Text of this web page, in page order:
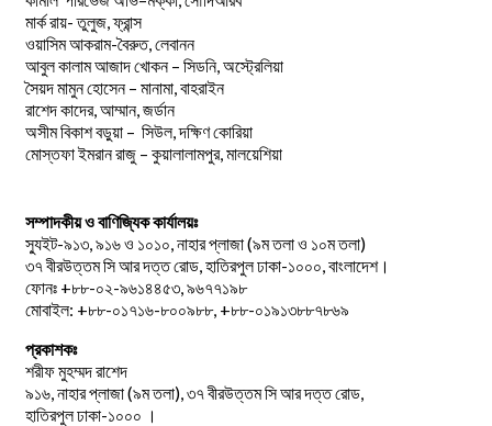
মার্ক রায়- তুলুজ, ফ্রান্স
ওয়াসিম আকরাম-বৈরুত, লেবানন
আবুল কালাম আজাদ খোকন – সিডনি, অস্ট্রেলিয়া
সৈয়দ মামুন হোসেন – মানামা, বাহরাইন
রাশেদ কাদের, আম্মান, জর্ডান
অসীম বিকাশ বড়ুয়া – সিউল, দক্ষিণ কোরিয়া
মোস্তফা ইমরান রাজু – কুয়ালালামপুর, মালয়েশিয়া
সম্পাদকীয় ও বাণিজ্যিক কার্যালয়ঃ
স্যুইট-৯১৩, ৯১৬ ও ১০১০, নাহার প্লাজা (৯ম তলা ও ১০ম তলা)
৩৭ বীরউত্তম সি আর দত্ত রোড, হাতিরপুল ঢাকা-১০০০, বাংলাদেশ।
ফোনঃ +৮৮-০২-৯৬১৪৪৫৩, ৯৬৭৭১৯৮
মোবাইল: +৮৮-০১৭১৬-৮০০৯৮৮, +৮৮-০১৯১৩৮৮৭৮৬৯
প্রকাশকঃ
শরীফ মুহম্মদ রাশেদ
৯১৬, নাহার প্লাজা (৯ম তলা), ৩৭ বীরউত্তম সি আর দত্ত রোড,
হাতিরপুল ঢাকা-১০০০ ।